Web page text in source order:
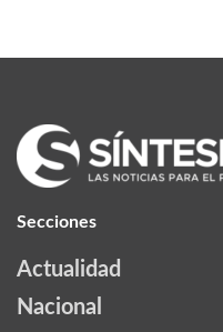
Secciones
Actualidad
Nacional